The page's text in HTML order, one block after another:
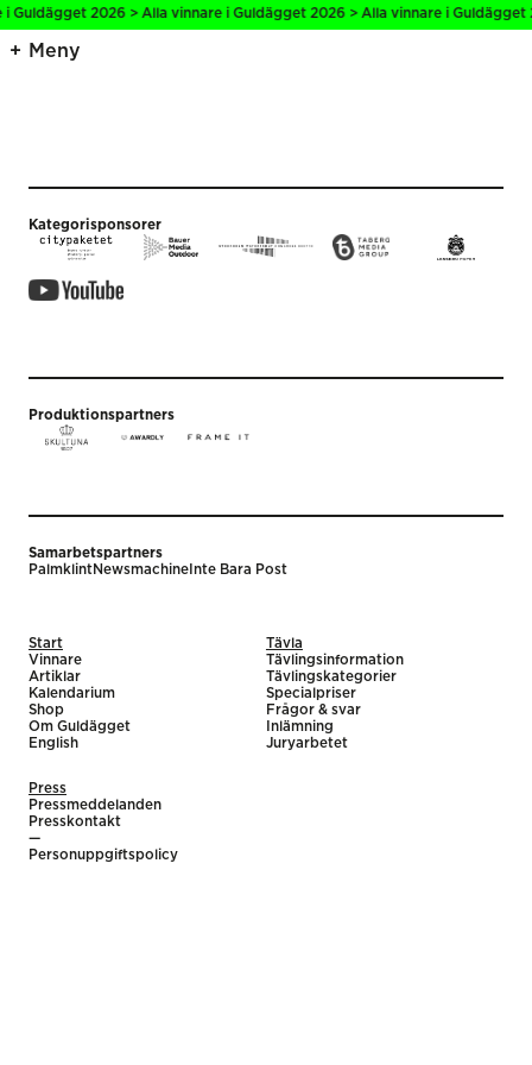
Guldägget 2026 > Alla vinnare i Guldägget 2026 > Alla vinnare i
Meny
Kategorisponsorer
Produktionspartners
Samarbetspartners
PalmklintNewsmachine Inte Bara Post
Start
Vinnare
Artiklar
Kalendarium
Shop
Om Guldägget
English
Tävla
Tävlingsinformation
Tävlingskategorier
Specialpriser
Frågor & svar
Inlämning
Juryarbetet
Press
Pressmeddelanden
Presskontakt
—
Personuppgiftspolicy